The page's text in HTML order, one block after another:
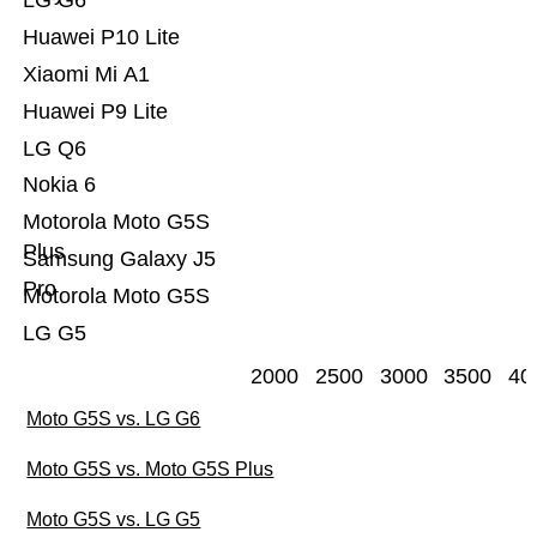
LG G5
Motorola Moto G5S
Samsung Galaxy J5
Pro
Motorola Moto G5S
Plus
Nokia 6
LG Q6
Huawei P9 Lite
Xiaomi Mi A1
Huawei P10 Lite
2000 2500 3000 3500
Moto G5S vs. LG G6
Moto G5S vs. Moto G5S Plus
Moto G5S vs. LG G5